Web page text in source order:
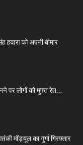
हवारा को अपनी बीमार
पर लोगों को मुफ्त रेत...
मॉड्यूल का गुर्गा गिरफ्तार